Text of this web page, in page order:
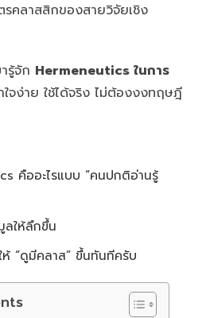
คลาสสิกของสายวิจัยเชิง
รู้จัก Hermeneutics ในการ
ใจง่าย ใช้ได้จริง ไม่ต้องงงทฤษฎี
คืออะไรแบบ “คนปกติอ่านรู้
ลให้ลึกขึ้น
ห้ “ดูมีคลาส” ขึ้นทันทีครับ